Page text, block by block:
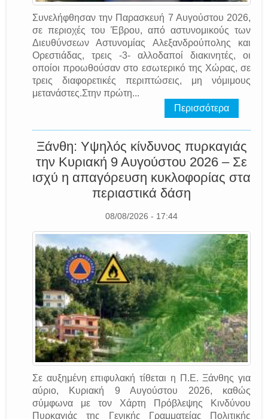
Συνελήφθησαν την Παρασκευή 7 Αυγούστου 2026,
σε περιοχές του Έβρου, από αστυνομικούς των
Διευθύνσεων Αστυνομίας Αλεξανδρούπολης και
Ορεστιάδας, τρεις -3- αλλοδαποί διακινητές, οι
οποίοι προωθούσαν στο εσωτερικό της Χώρας, σε
τρεις διαφορετικές περιπτώσεις, μη νόμιμους
μετανάστες.Στην πρώτη...
Περισσότερα
Ξάνθη: Υψηλός κίνδυνος πυρκαγιάς
την Κυριακή 9 Αυγούστου 2026 – Σε
ισχύ η απαγόρευση κυκλοφορίας στα
περιαστικά δάση
08/08/2026 - 17:44
Σε αυξημένη επιφυλακή τίθεται η Π.Ε. Ξάνθης για
αύριο, Κυριακή 9 Αυγούστου 2026, καθώς
σύμφωνα με τον Χάρτη Πρόβλεψης Κινδύνου
Πυρκαγιάς της Γενικής Γραμματείας Πολιτικής